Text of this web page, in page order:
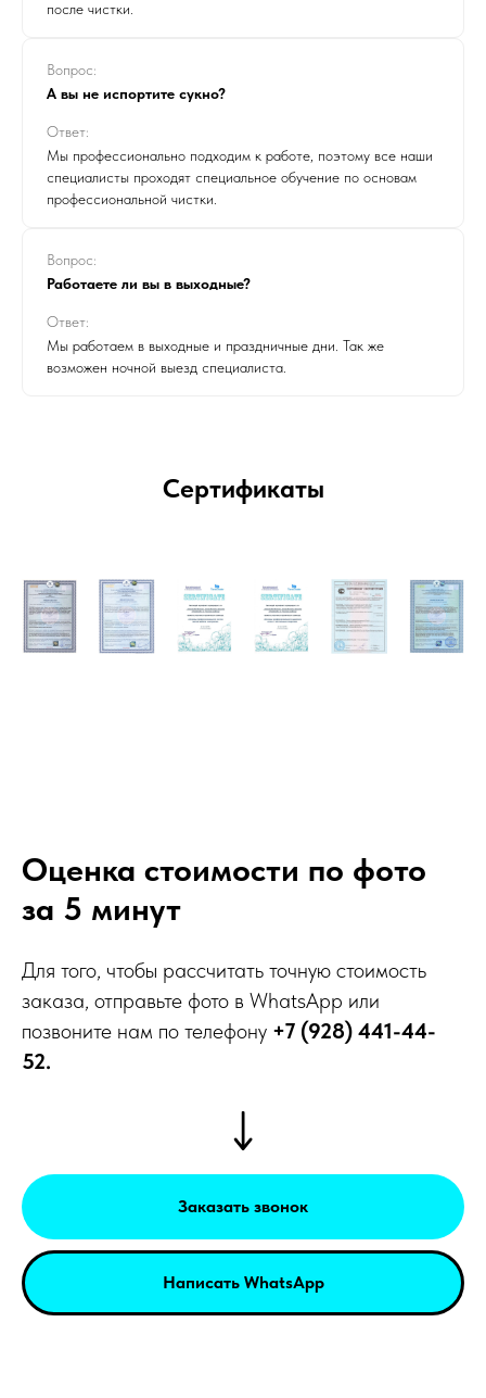
после чистки.
Вопрос:
А вы не испортите сукно?
Ответ:
Мы профессионально подходим к работе, поэтому все наши
специалисты проходят специальное обучение по основам
профессиональной чистки.
Вопрос:
Работаете ли вы в выходные?
Ответ:
Мы работаем в выходные и праздничные дни. Так же
возможен ночной выезд специалиста.
Сертификаты
Оценка стоимости по фото
за 5 минут
Для того, чтобы рассчитать точную стоимость
заказа, отправьте фото в WhatsApp или
позвоните нам по телефону +7 (928) 441-44-
52.
Заказать звонок
Написать WhatsApp